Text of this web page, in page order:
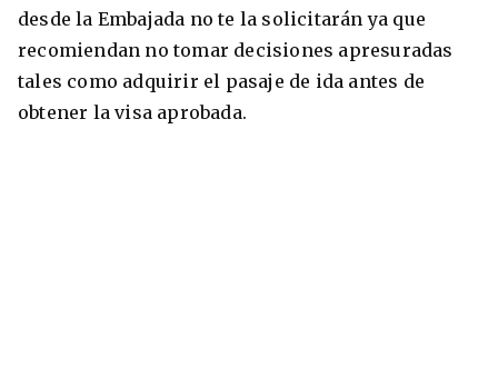
desde la Embajada no te la solicitarán ya que
recomiendan no tomar decisiones apresuradas
tales como adquirir el pasaje de ida antes de
obtener la visa aprobada.